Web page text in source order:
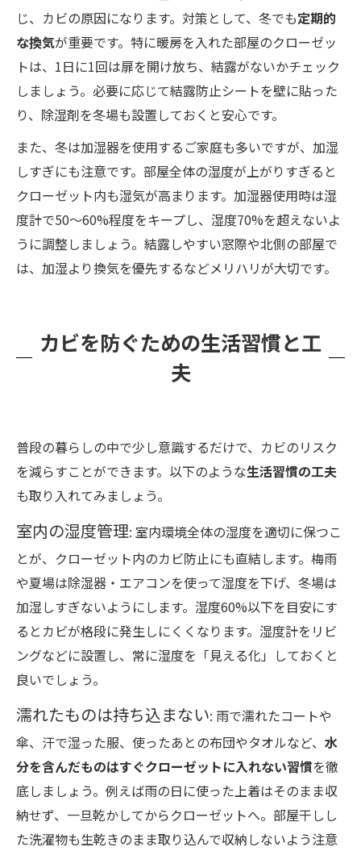
じ、カビの原因になります。対策として、冬でも定期的
な換気が重要です。特に暖房を入れた部屋のクローゼッ
トは、1日に1回は扉を開け放ち、結露がないかチェック
しましょう。必要に応じて結露防止シートを壁に貼った
り、除湿剤を冬場も設置しておくと安心です。
また、冬は加湿器を使用するご家庭も多いですが、加湿
しすぎにも注意です。部屋全体の湿度が上がりすぎると
クローゼット内も湿気が高まります。加湿器使用時は湿
度計で50～60%程度をキープし、湿度70%を超えないよ
うに調整しましょう。結露しやすい窓際や北側の部屋で
は、加湿より換気を優先するなどメリハリが大切です。
カビを防ぐための生活習慣と工
夫
普段の暮らしの中で少し意識するだけで、カビのリスク
を減らすことができます。以下のような生活習慣の工夫
も取り入れてみましょう。
室内の湿度管理: 室内環境全体の湿度を適切に保つこ
とが、クローゼット内のカビ防止にも直結します。梅雨
や夏場は除湿器・エアコンを使って湿度を下げ、冬場は
加湿しすぎないようにします。湿度60%以下を目安にす
るとカビが格段に発生しにくくなります。湿度計をリビ
ングなどに設置し、常に湿度を「見える化」しておくと
良いでしょう。
濡れたものは持ち込まない: 雨で濡れたコートや
傘、汗で湿った服、使ったあとの布団やタオルなど、 水
分を含んだものはすぐクローゼットに入れない習慣を徹
底しましょう。例えば雨の日に使った上着はそのまま収
納せず、一旦乾かしてからクローゼットへ。部屋干しし
た洗濯物も生乾きのまま取り込んで収納しないよう注意